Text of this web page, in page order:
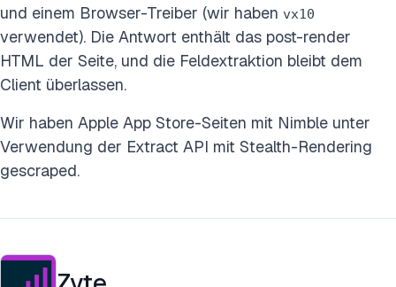
und einem Browser-Treiber (wir haben vx10
verwendet). Die Antwort enthält das post-render
HTML der Seite, und die Feldextraktion bleibt dem
Client überlassen.
Wir haben Apple App Store-Seiten mit Nimble unter
Verwendung der Extract API mit Stealth-Rendering
gescraped.